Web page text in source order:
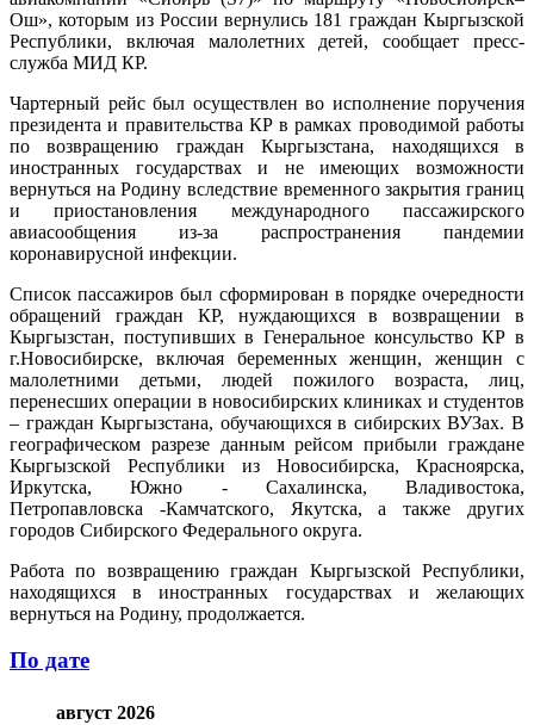
Ош», которым из России вернулись 181 граждан Кыргызской
Республики, включая малолетних детей, сообщает пресс-
служба МИД КР.
Чартерный рейс был осуществлен во исполнение поручения
президента и правительства КР в рамках проводимой работы
по возвращению граждан Кыргызстана, находящихся в
иностранных государствах и не имеющих возможности
вернуться на Родину вследствие временного закрытия границ
и приостановления международного пассажирского
авиасообщения из-за распространения пандемии
коронавирусной инфекции.
Список пассажиров был сформирован в порядке очередности
обращений граждан КР, нуждающихся в возвращении в
Кыргызстан, поступивших в Генеральное консульство КР в
г.Новосибирске, включая беременных женщин, женщин с
малолетними детьми, людей пожилого возраста, лиц,
перенесших операции в новосибирских клиниках и студентов
– граждан Кыргызстана, обучающихся в сибирских ВУЗах. В
географическом разрезе данным рейсом прибыли граждане
Кыргызской Республики из Новосибирска, Красноярска,
Иркутска, Южно - Сахалинска, Владивостока,
Петропавловска -Камчатского, Якутска, а также других
городов Сибирского Федерального округа.
Работа по возвращению граждан Кыргызской Республики,
находящихся в иностранных государствах и желающих
вернуться на Родину, продолжается.
По дате
август 2026